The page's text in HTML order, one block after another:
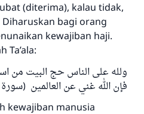
(diterima), kalau tidak,
bagi orang
kewajiban haji.
Ta’ala:
ولله على الناس حج البيت من
فإن الله غني عن العالمين (سورة
kewajiban manusia
no. 110845
pernikahan.